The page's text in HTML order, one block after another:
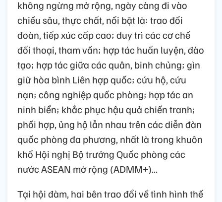
không ngừng mở rộng, ngày càng đi vào
chiều sâu, thực chất, nổi bật là: trao đổi
đoàn, tiếp xúc cấp cao; duy trì các cơ chế
đối thoại, tham vấn; hợp tác huấn luyện, đào
tạo; hợp tác giữa các quân, binh chủng; gìn
giữ hòa bình Liên hợp quốc; cứu hộ, cứu
nạn; công nghiệp quốc phòng; hợp tác an
ninh biển; khắc phục hậu quả chiến tranh;
phối hợp, ủng hộ lẫn nhau trên các diễn đàn
quốc phòng đa phương, nhất là trong khuôn
khổ Hội nghị Bộ trưởng Quốc phòng các
nước ASEAN mở rộng (ADMM+)...
Tại hội đàm, hai bên trao đổi về tình hình thế